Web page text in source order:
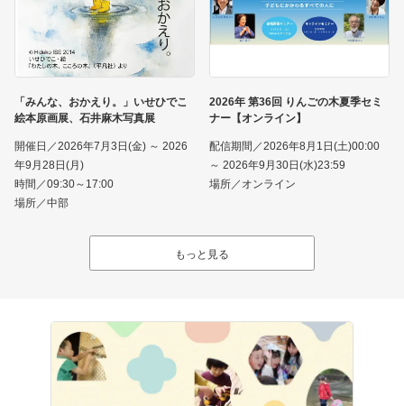
「みんな、おかえり。」いせひでこ
絵本原画展、石井麻木写真展
開催日／2026年7月3日(金) ～ 2026
年9月28日(月)
時間／09:30～17:00
場所／中部
2026年 第36回 りんごの木夏季セミ
ナー【オンライン】
配信期間／2026年8月1日(土)00:00
～ 2026年9月30日(水)23:59
場所／オンライン
もっと見る